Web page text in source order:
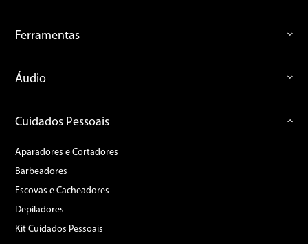
Ferramentas
Áudio
Cuidados Pessoais
Aparadores e Cortadores
Barbeadores
Escovas e Cacheadores
Depiladores
Kit Cuidados Pessoais